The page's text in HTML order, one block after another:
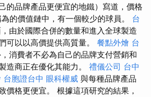
的品牌產品更便宜的地鐵）寫道，價格
的價值鏈中，有一個較少的球員。 台
由於國際合併的數量和進入全球製造
可以以高價提供高質量。 餐點外燴 台
消費者不必為自己的品牌支付營銷和
造商正在優化其能力。 禮儀公司 台中
台胞證台中 眼科權威 與每種品牌產品
價格更便宜。 根據這項研究的結果，